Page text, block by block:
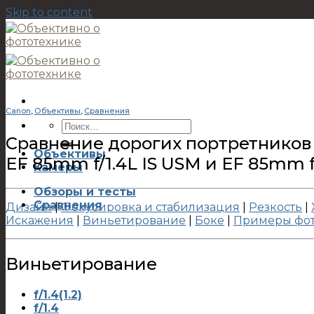
Skip to content
Объективы
Камеры
Обзоры и тесты
Сравнения
Canon, Объективы, Сравнения
Сравнение дорогих портретников
EF 85mm f/1.4L IS USM и EF 85mm
Дизайн|Фокусировка и стабилизация Резкость
Искажения
Виньетирование Боке Примеры
Виньетирование
f/1.4(1.2)
f/1.4